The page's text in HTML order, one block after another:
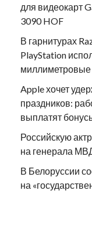
для видеокарт
3090 HOF
В гарнитурах
PlayStation
миллиметровые
Apple хочет
праздников:
выплатят
Российскую
на генерала
В Белоруссии
на